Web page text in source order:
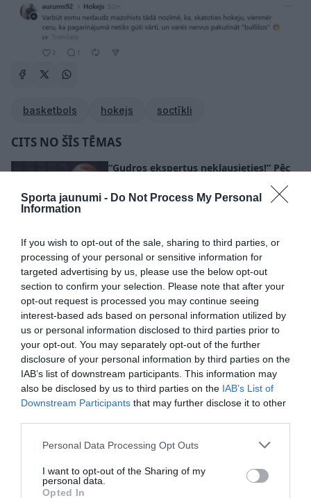
Sporta jaunumi - Do Not Process My Personal
Information
If you wish to opt-out of the sale, sharing to third parties, or
processing of your personal or sensitive information for
targeted advertising by us, please use the below opt-out
section to confirm your selection. Please note that after your
opt-out request is processed you may continue seeing
interest-based ads based on personal information utilized by
us or personal information disclosed to third parties prior to
your opt-out. You may separately opt-out of the further
disclosure of your personal information by third parties on the
IAB’s list of downstream participants. This information may
also be disclosed by us to third parties on the IAB’s List of
Downstream Participants that may further disclose it to other
Please note that this website/app uses one or more Google
not limited to your visit or usage behaviour. You may click to
grant or deny consent to Google and its third-party tags to
Personal Data Processing Opt Outs
I want to opt-out of the Sharing of my
personal data.
Opted In
basketbols hokejs soctīkli
CITS NO ŠĪS TĒMAS
“Gudros ekspertus neklausieties!” Pēc
kāpēc divi basketbola talanti
nepievienojās U-18 izlasei
iekļauts NHL sezonas TOP 15
“Daudzi Latvijā pat nenojauš, cik liels ir
šis panākums.” Pēc sensacionālā
“Audas” triumfa FCSB īpašnieks vārās
dusmās